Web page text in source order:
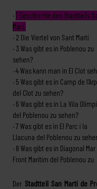
1 Geschichte des Stadtteils
Martí
2 Die Viertel von Sant Martí
3 Was gibt es in Poblenou zu
sehen?
4Was kann man in El Clot
5 Was gibt es in Camp de
del Clot zu sehen?
6 Was gibt es in La Vila
del Poblenou zu sehen?
7 Was gibt es in El Parc i la
Llacuna del Poblenou zu
8 Was gibt es in Diagonal
Front Marítim del Poblenou zu
Der Stadtteil San Martí de